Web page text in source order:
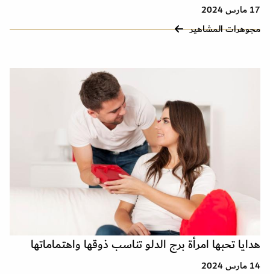
17 مارس 2024
مجوهرات المشاهير
هدايا تحبها امرأة برج الدلو تناسب ذوقها واهتماماتها
14 مارس 2024